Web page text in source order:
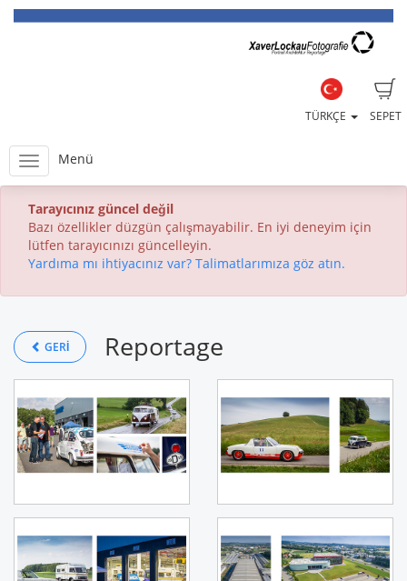
SEPET
TÜRKÇE
Menü
Tarayıcınız güncel değil
Bazı özellikler düzgün çalışmayabilir. En iyi deneyim için
lütfen tarayıcınızı güncelleyin.
Yardıma mı ihtiyacınız var? Talimatlarımıza göz atın.
GERI Reportage